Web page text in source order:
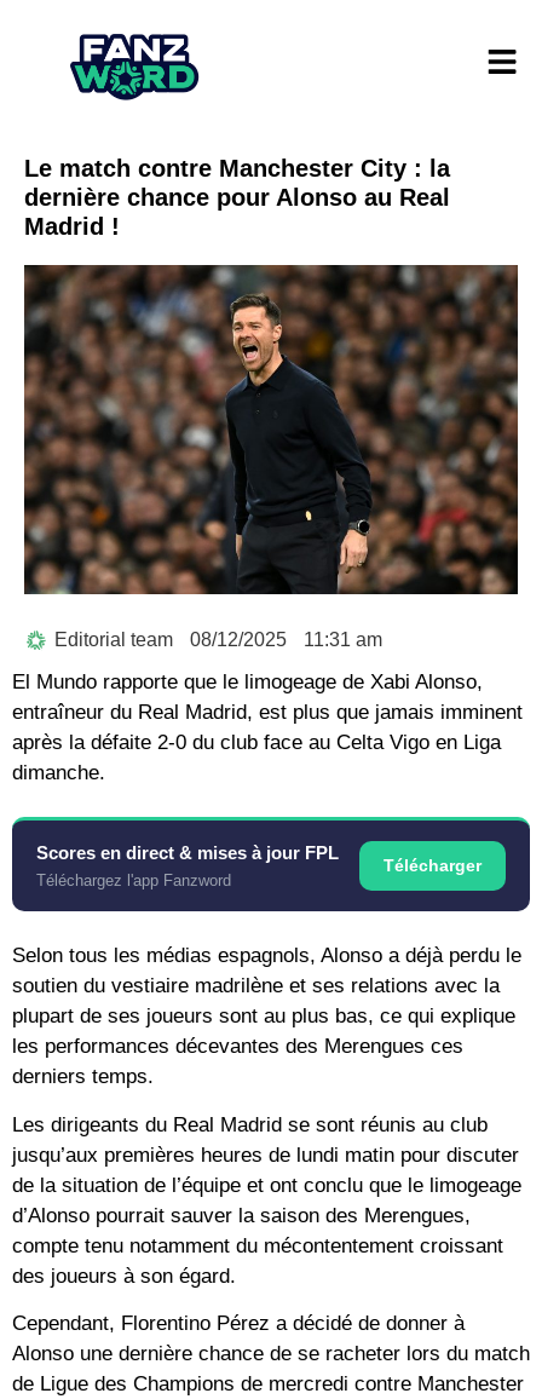
Le match contre Manchester City : la
dernière chance pour Alonso au Real
Madrid !
Editorial team 08/12/2025 11:31 am
El Mundo rapporte que le limogeage de Xabi Alonso,
entraîneur du Real Madrid, est plus que jamais imminent
après la défaite 2-0 du club face au Celta Vigo en Liga
dimanche.
Scores en direct & mises à jour FPL
Téléchargez l'app Fanzword
Télécharger
Selon tous les médias espagnols, Alonso a déjà perdu le
soutien du vestiaire madrilène et ses relations avec la
plupart de ses joueurs sont au plus bas, ce qui explique
les performances décevantes des Merengues ces
derniers temps.
Les dirigeants du Real Madrid se sont réunis au club
jusqu’aux premières heures de lundi matin pour discuter
de la situation de l’équipe et ont conclu que le limogeage
d’Alonso pourrait sauver la saison des Merengues,
compte tenu notamment du mécontentement croissant
des joueurs à son égard.
Cependant, Florentino Pérez a décidé de donner à
Alonso une dernière chance de se racheter lors du match
de Ligue des Champions de mercredi contre Manchester